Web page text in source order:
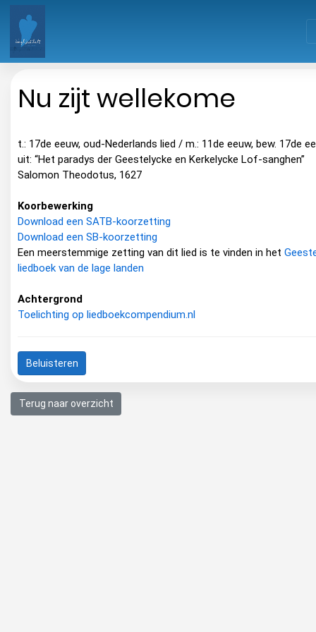
Nu zijt wellekome
t.: 17de eeuw, oud-Nederlands lied / m.: 11de eeuw, bew. 17de
uit: “Het paradys der Geestelycke en Kerkelycke Lof-sanghen”
Salomon Theodotus, 1627
Koorbewerking
Download een SATB-koorzetting
Download een SB-koorzetting
Een meerstemmige zetting van dit lied is te vinden in het
liedboek van de lage landen
Achtergrond
Toelichting op liedboekcompendium.nl
Beluisteren
Terug naar overzicht